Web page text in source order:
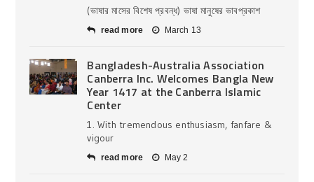
(ভাষার মাসের বিশেষ প্রবন্ধ) ভাষা মানুষের ভাবপ্রকাশ
read more March 13
Bangladesh-Australia Association
Canberra Inc. Welcomes Bangla New
Year 1417 at the Canberra Islamic
Center
1. With tremendous enthusiasm, fanfare &
vigour
read more May 2